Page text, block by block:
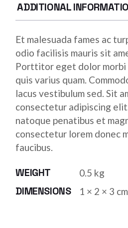
ADDITIONAL
Et malesuada fames ac
odio facilisis mauris sit
Porttitor eget dolor morbi
quis varius quam.
lacus vestibulum sed. Sit
consectetur adipiscing
natoque penatibus et
consectetur lorem donec
faucibus.
WEIGHT 0.5 kg
DIMENSIONS 1 × 2 × 3 cm